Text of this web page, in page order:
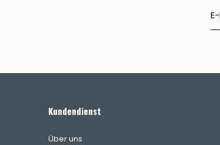
Kundendienst
Über uns